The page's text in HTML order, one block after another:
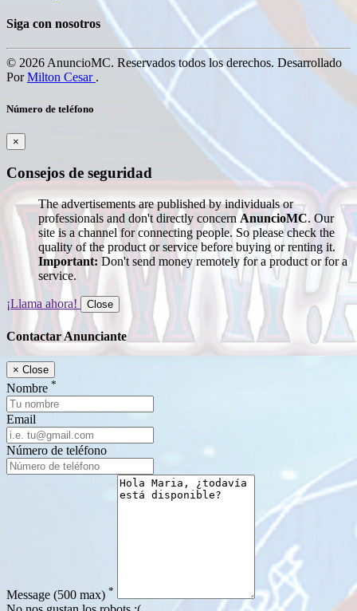
Siga con nosotros
© 2026 AnuncioMC. Reservados todos los derechos. Desarrollado
PorMilton Cesar .
Número de teléfono
×
Consejos de seguridad
The advertisements are published by individuals or
professionals and don't directly concern AnuncioMC. Our
site is a channel for connecting people. So please check the
quality of the product or service before buying or renting it.
Important: Don't send money remotely for a product or for a
service.
¡Llama ahora! Close
Contactar Anunciante
× Close
Nombre *
Email
Número de teléfono
Message (500 max) *